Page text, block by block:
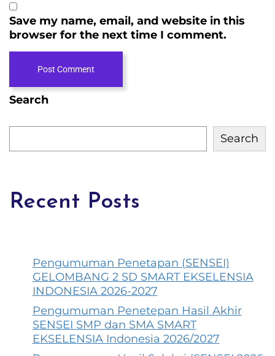
Save my name, email, and website in this
browser for the next time I comment.
Post Comment
Search
Search
Recent Posts
Pengumuman Penetapan (SENSEI)
GELOMBANG 2 SD SMART EKSELENSIA
INDONESIA 2026-2027
Pengumuman Penetepan Hasil Akhir
SENSEI SMP dan SMA SMART
EKSELENSIA Indonesia 2026/2027